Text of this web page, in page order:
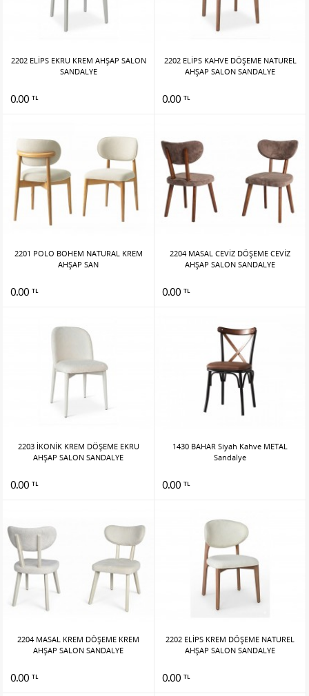
2202 ELİPS EKRU KREM AHŞAP SALON
SANDALYE
0.00 TL
2202 ELİPS KAHVE DÖŞEME NATUREL
AHŞAP SALON SANDALYE
0.00 TL
2201 POLO BOHEM NATURAL KREM
AHŞAP SAN
0.00 TL
2204 MASAL CEVİZ DÖŞEME CEVİZ
AHŞAP SALON SANDALYE
0.00 TL
2203 İKONİK KREM DÖŞEME EKRU
AHŞAP SALON SANDALYE
0.00 TL
1430 BAHAR Siyah Kahve METAL
Sandalye
0.00 TL
2204 MASAL KREM DÖŞEME KREM
AHŞAP SALON SANDALYE
0.00 TL
2202 ELİPS KREM DÖŞEME NATUREL
AHŞAP SALON SANDALYE
0.00 TL